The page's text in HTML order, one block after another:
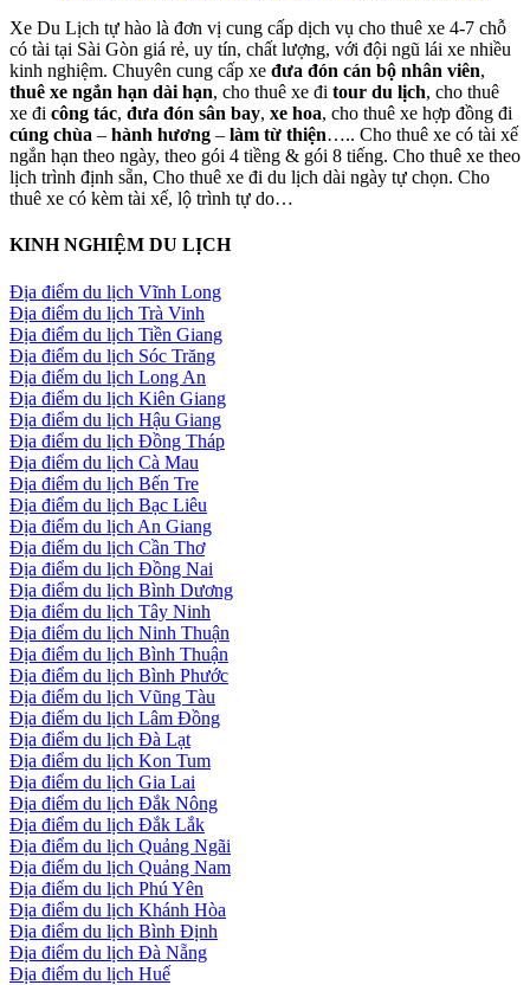
Xe Du Lịch tự hào là đơn vị cung cấp dịch vụ cho thuê xe 4-7 chỗ
có tài tại Sài Gòn giá rẻ, uy tín, chất lượng, với đội ngũ lái xe nhiều
kinh nghiệm. Chuyên cung cấp xe đưa đón cán bộ nhân viên,
thuê xe ngắn hạn dài hạn, cho thuê xe đi tour du lịch, cho thuê
xe đi công tác, đưa đón sân bay, xe hoa, cho thuê xe hợp đồng đi
cúng chùa – hành hương – làm từ thiện….. Cho thuê xe có tài xế
ngắn hạn theo ngày, theo gói 4 tiềng & gói 8 tiếng. Cho thuê xe theo
lịch trình định sẵn, Cho thuê xe đi du lịch dài ngày tự chọn. Cho
thuê xe có kèm tài xế, lộ trình tự do…
KINH NGHIỆM DU LỊCH
Địa điểm du lịch Vĩnh Long
Địa điểm du lịch Trà Vinh
Địa điểm du lịch Tiền Giang
Địa điểm du lịch Sóc Trăng
Địa điểm du lịch Long An
Địa điểm du lịch Kiên Giang
Địa điểm du lịch Hậu Giang
Địa điểm du lịch Đồng Tháp
Địa điểm du lịch Cà Mau
Địa điểm du lịch Bến Tre
Địa điểm du lịch Bạc Liêu
Địa điểm du lịch An Giang
Địa điểm du lịch Cần Thơ
Địa điểm du lịch Đồng Nai
Địa điểm du lịch Bình Dương
Địa điểm du lịch Tây Ninh
Địa điểm du lịch Ninh Thuận
Địa điểm du lịch Bình Thuận
Địa điểm du lịch Bình Phước
Địa điểm du lịch Vũng Tàu
Địa điểm du lịch Lâm Đồng
Địa điểm du lịch Đà Lạt
Địa điểm du lịch Kon Tum
Địa điểm du lịch Gia Lai
Địa điểm du lịch Đắk Nông
Địa điểm du lịch Đắk Lắk
Địa điểm du lịch Quảng Ngãi
Địa điểm du lịch Quảng Nam
Địa điểm du lịch Phú Yên
Địa điểm du lịch Khánh Hòa
Địa điểm du lịch Bình Định
Địa điểm du lịch Đà Nẵng
Địa điểm du lịch Huế